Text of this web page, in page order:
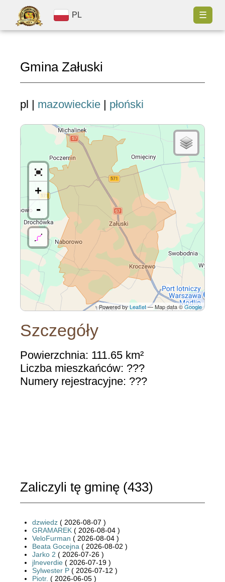
PL ☰
Gmina Załuski
pl | mazowieckie | płoński
+
-
Powered byLeaflet— Map data ©Google
Szczegóły
Powierzchnia: 111.65 km²
Liczba mieszkańców: ???
Numery rejestracyjne: ???
Zaliczyli tę gminę (433)
dzwiedz ( 2026-08-07 )
GRAMAREK ( 2026-08-04 )
VeloFurman ( 2026-08-04 )
Beata Gocejna ( 2026-08-02 )
Jarko 2 ( 2026-07-26 )
jlneverdie ( 2026-07-19 )
Sylwester P ( 2026-07-12 )
Piotr. ( 2026-06-05 )